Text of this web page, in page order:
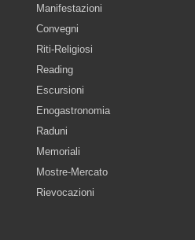
Manifestazioni
Convegni
Riti-Religiosi
Reading
Escursioni
Enogastronomia
Raduni
Memoriali
Mostre-Mercato
Rievocazioni